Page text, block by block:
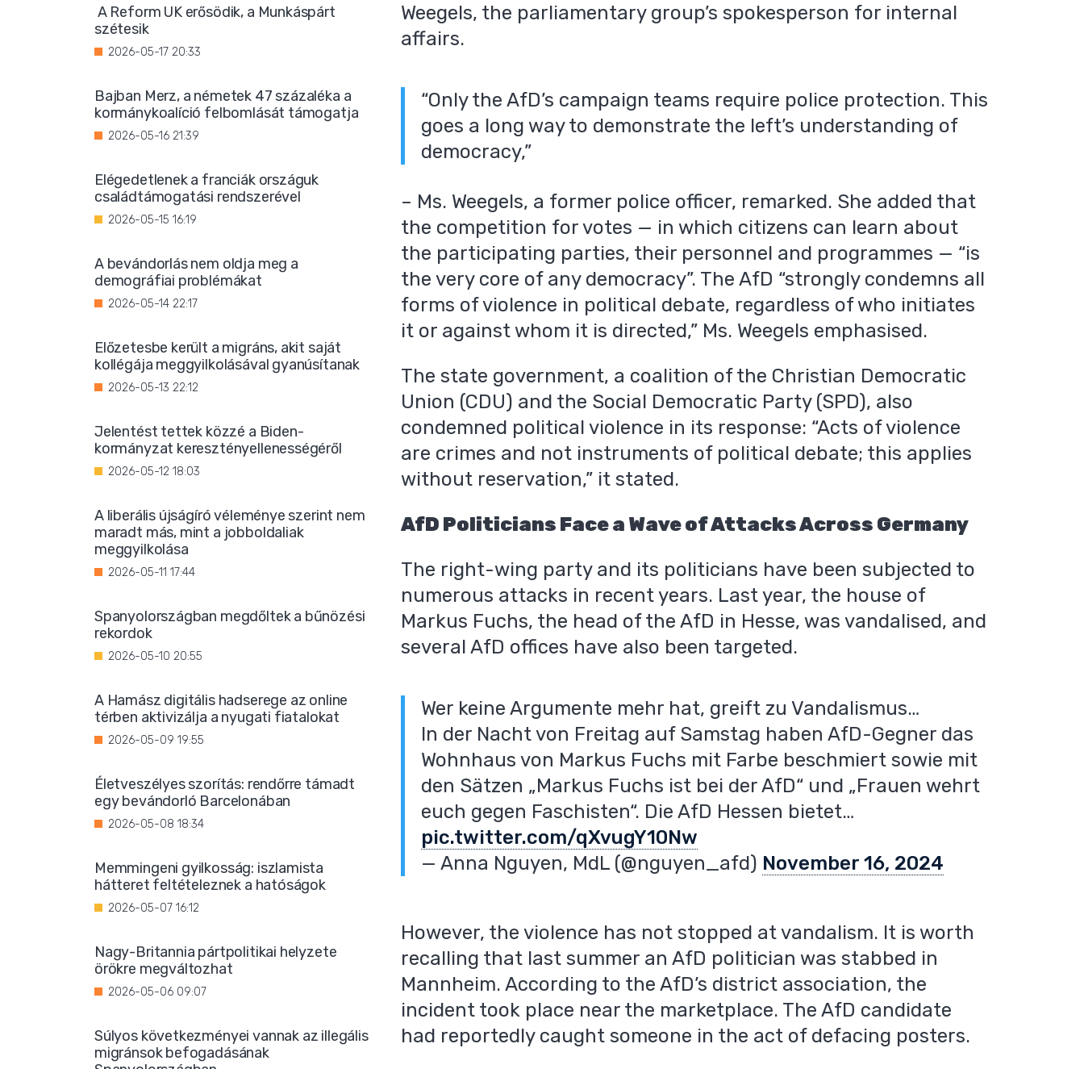
Weegels, the parliamentary group’s spokesperson for internal
affairs.
“Only the AfD’s campaign teams require police protection. This
goes a long way to demonstrate the left’s understanding of
democracy,”
– Ms. Weegels, a former police officer, remarked. She added that
the competition for votes — in which citizens can learn about
the participating parties, their personnel and programmes — “is
the very core of any democracy”. The AfD “strongly condemns all
forms of violence in political debate, regardless of who initiates
it or against whom it is directed,” Ms. Weegels emphasised.
The state government, a coalition of the Christian Democratic
Union (CDU) and the Social Democratic Party (SPD), also
condemned political violence in its response: “Acts of violence
are crimes and not instruments of political debate; this applies
without reservation,” it stated.
AfD Politicians Face a Wave of Attacks Across Germany
The right-wing party and its politicians have been subjected to
numerous attacks in recent years. Last year, the house of
Markus Fuchs, the head of the AfD in Hesse, was vandalised, and
several AfD offices have also been targeted.
Wer keine Argumente mehr hat, greift zu Vandalismus…
In der Nacht von Freitag auf Samstag haben AfD-Gegner das
Wohnhaus von Markus Fuchs mit Farbe beschmiert sowie mit
den Sätzen „Markus Fuchs ist bei der AfD“ und „Frauen wehrt
euch gegen Faschisten“. Die AfD Hessen bietet…
pic.twitter.com/qXvugY10Nw
— Anna Nguyen, MdL (@nguyen_afd) November 16, 2024
However, the violence has not stopped at vandalism. It is worth
recalling that last summer an AfD politician was stabbed in
Mannheim. According to the AfD’s district association, the
incident took place near the marketplace. The AfD candidate
had reportedly caught someone in the act of defacing posters.
A Reform UK erősödik, a Munkáspárt
szétesik
2026-05-17 20:33
Bajban Merz, a németek 47 százaléka a
kormánykoalíció felbomlását támogatja
2026-05-16 21:39
Elégedetlenek a franciák országuk
családtámogatási rendszerével
2026-05-15 16:19
A bevándorlás nem oldja meg a
demográfiai problémákat
2026-05-14 22:17
Előzetesbe került a migráns, akit saját
kollégája meggyilkolásával gyanúsítanak
2026-05-13 22:12
Jelentést tettek közzé a Biden-
kormányzat keresztényellenességéről
2026-05-12 18:03
A liberális újságíró véleménye szerint nem
maradt más, mint a jobboldaliak
meggyilkolása
2026-05-11 17:44
Spanyolországban megdőltek a bűnözési
rekordok
2026-05-10 20:55
A Hamász digitális hadserege az online
térben aktivizálja a nyugati fiatalokat
2026-05-09 19:55
Életveszélyes szorítás: rendőrre támadt
egy bevándorló Barcelonában
2026-05-08 18:34
Memmingeni gyilkosság: iszlamista
hátteret feltételeznek a hatóságok
2026-05-07 16:12
Nagy-Britannia pártpolitikai helyzete
örökre megváltozhat
2026-05-06 09:07
Súlyos következményei vannak az illegális
migránsok befogadásának